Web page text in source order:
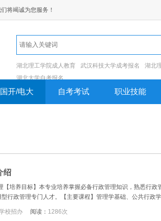
将竭诚为您服务！
湖北理工学院成人教育 武汉科技大学成考报名 湖北
湖北大学自考报名
国开/电大 自考考试 职业技能
绍
培养目标】本专业培养掌握必备行政管理知识，熟悉行政
行政管理专门人才。【主要课程】管理学基础、公共行政学
校招办 阅读： 1286次